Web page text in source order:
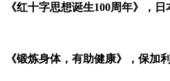
《红十字思想诞生100周年》，
《锻炼身体，有助健康》，保加